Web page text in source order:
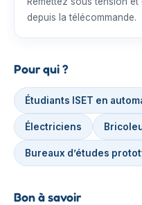
depuis la télécommande.
Pour qui ?
Étudiants ISET en
Électriciens
Bureaux d’études
Bon à savoir